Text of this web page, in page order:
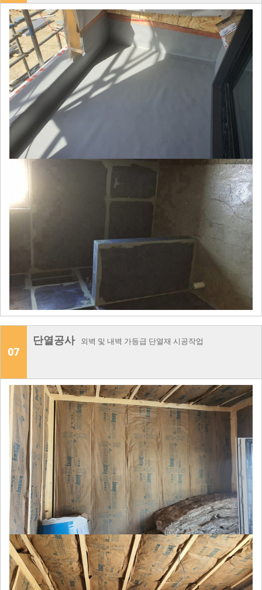
07
단열공사 외벽 및 내벽 가등급 단열재 시공작업